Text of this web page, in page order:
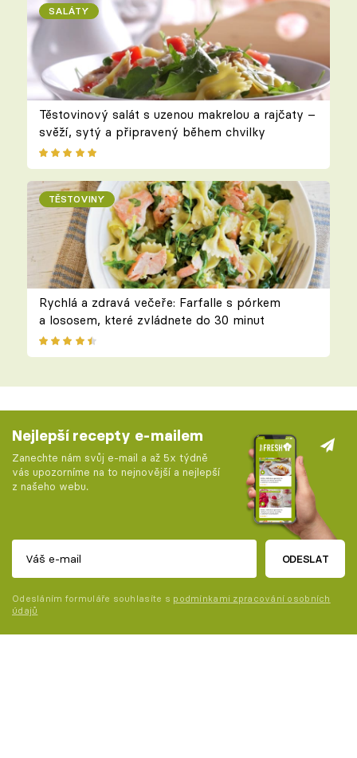
SALÁTY
Těstovinový salát s uzenou makrelou a rajčaty –
svěží, sytý a připravený během chvilky
TĚSTOVINY
Rychlá a zdravá večeře: Farfalle s pórkem
a lososem, které zvládnete do 30 minut
Nejlepší recepty e-mailem
Zanechte nám svůj e-mail a až 5x týdně
vás upozorníme na to nejnovější a nejlepší
z našeho webu.
ODESLAT
Odesláním formuláře souhlasíte s podmínkami zpracování osobních
údajů